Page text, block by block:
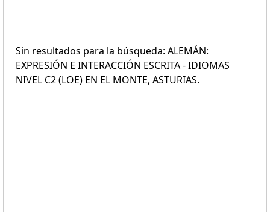
Sin resultados para la búsqueda: ALEMÁN:
EXPRESIÓN E INTERACCIÓN ESCRITA - IDIOMAS
NIVEL C2 (LOE) EN EL MONTE, ASTURIAS.